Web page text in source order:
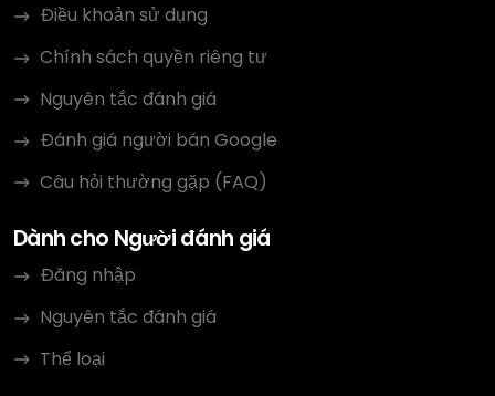
Điều khoản sử dụng
Chính sách quyền riêng tư
Nguyên tắc đánh giá
Đánh giá người bán Google
Câu hỏi thường gặp (FAQ)
Dành cho Người đánh giá
Đăng nhập
Nguyên tắc đánh giá
Thể loại